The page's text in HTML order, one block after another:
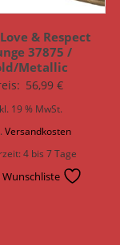
& Respect
37875 /
Metallic
56,99 €
19 % MwSt.
Versandkosten
4 bis 7 Tage
Wunschliste